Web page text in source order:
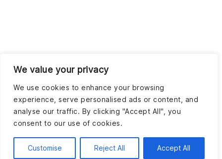
We value your privacy
We use cookies to enhance your browsing
experience, serve personalised ads or content, and
analyse our traffic. By clicking "Accept All", you
consent to our use of cookies.
Customise Reject All Accept All